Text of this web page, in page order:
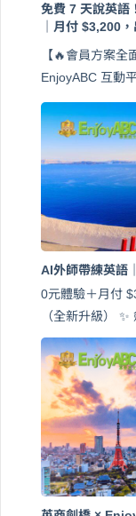
免費 7 天說英語
｜月付 $3,200
【🔥會員方案
EnjoyABC 互動
AI外師帶練英語
0元體驗＋月付
（全新升級）